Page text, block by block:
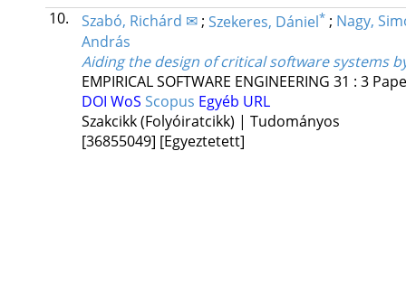
10.
Szabó, Richárd ✉; Szekeres, Dániel* ; Nagy,
András
Aiding the design of critical software systems
EMPIRICAL SOFTWARE ENGINEERING 31 : 3
DOI WoS Scopus Egyéb URL
Szakcikk (Folyóiratcikk) | Tudományos
[36855049] [Egyeztetett]